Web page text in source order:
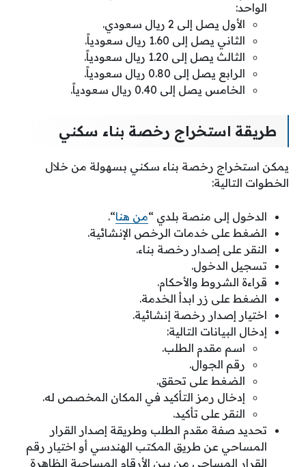
الواحد:
الأول يصل إلى 2 ريال سعودي.
الثاني يصل إلى 1.60 ريال سعودياً.
الثالث يصل إلى 1.20 ريال سعودياً.
الرابع يصل إلى 0.80 ريال سعودياً.
الخامس يصل إلى 0.40 ريال سعودياً.
طريقة استخراج رخصة بناء سكني
يمكن استخراج رخصة بناء سكني بسهولة من خلال
الخطوات التالية:
الدخول إلى منصة بلدي “من هنا“.
الضغط على خدمات الرخص الإنشائية.
النقر على إصدار رخصة بناء.
تسجيل الدخول.
قراءة الشروط والأحكام.
الضغط على زر ابدأ الخدمة.
اختيار إصدار رخصة إنشائية.
إدخال البيانات التالية:
اسم مقدم الطلب.
رقم الجوال.
الضغط على تحقق.
إدخال رمز التأكيد في المكان المخصص له.
النقر على تأكيد.
تحديد صفة مقدم الطلب وطريقة إصدار القرار
المساحي عن طريق المكتب الهندسي أو اختيار رقم
القرار المساحي من بين الأرقام المساحية الظاهرة